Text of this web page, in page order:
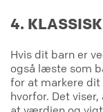
4.
Hvis dit barn er
også læste som
for at markere
hvorfor. Det